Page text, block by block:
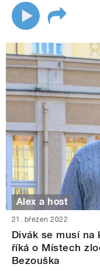
Alex a host
21. březen 2022
Divák se musí na
říká o Místech
Bezouška